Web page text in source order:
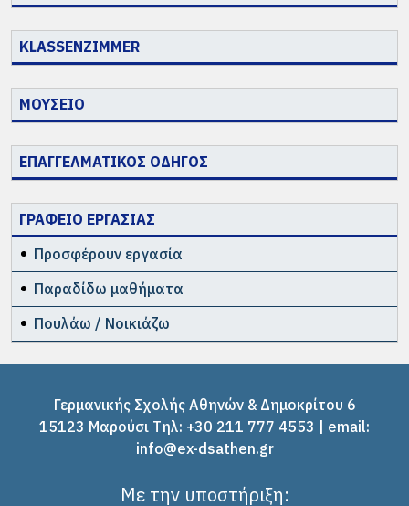
KLASSENZIMMER
ΜΟΥΣΕΙΟ
ΕΠΑΓΓΕΛΜΑΤΙΚΟΣ ΟΔΗΓΟΣ
ΓΡΑΦΕΙΟ ΕΡΓΑΣΙΑΣ
Προσφέρουν εργασία
Παραδίδω μαθήματα
Πουλάω / Νοικιάζω
Γερμανικής Σχολής Αθηνών & Δημοκρίτου 6
15123 Μαρούσι Tηλ: +30 211 777 4553 | email:
info@ex-dsathen.gr
Με την υποστήριξη: